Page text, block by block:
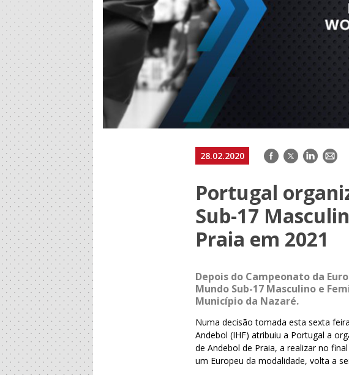
28.02.2020 Facebook
TwitterLinkedIn
E-
Portugal
Sub-17
Praia em 2021
Depois do Campeonato da
Mundo Sub-17 Masculino e
Município da Nazaré.
Numa decisão tomada esta sexta
Andebol (IHF) atribuiu a Portugal a
de Andebol de Praia, a realizar no
um Europeu da modalidade, volta a